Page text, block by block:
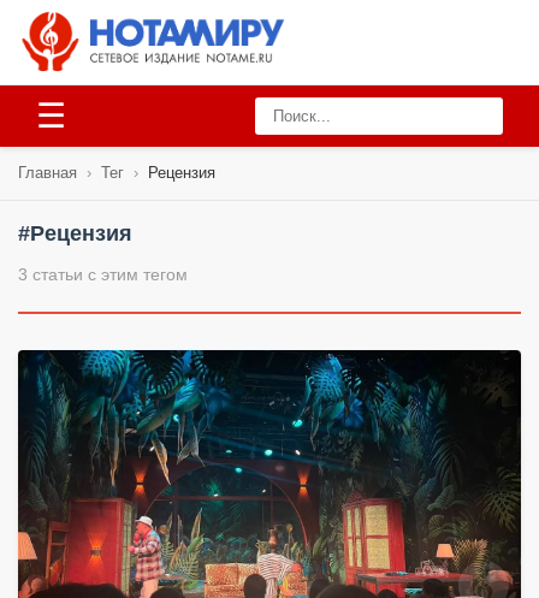
☰
Главная › Тег › Рецензия
#Рецензия
3 статьи с этим тегом